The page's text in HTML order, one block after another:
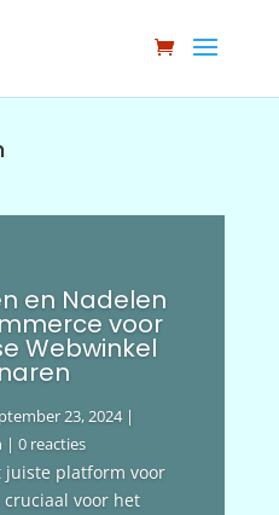
en Nadelen
voor
Webwinkel
23, 2024|
| 0 reacties
juiste platform voor
voor het